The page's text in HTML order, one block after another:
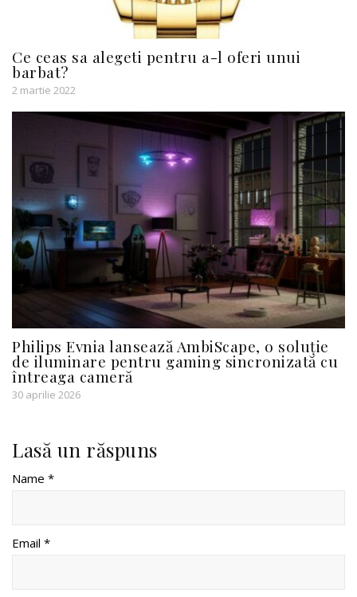
Ce ceas sa alegeti pentru a-l oferi unui
barbat?
2 martie 2022
Philips Evnia lansează AmbiScape, o soluție
de iluminare pentru gaming sincronizată cu
întreaga cameră
30 aprilie 2026
Lasă un răspuns
Name *
Email *